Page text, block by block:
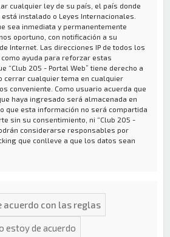
cualquier ley de su país, el país donde
está instalado o Leyes Internacionales.
sea inmediata y permanentemente
oportuno, con notificación a su
Internet. Las direcciones IP de todos los
ayuda para reforzar estas
“Club 205 - Portal Web” tiene derecho a
cerrar cualquier tema en cualquier
conveniente. Como usuario acuerda que
haya ingresado será almacenada en
que esta información no será compartida
sin su consentimiento, ni “Club 205 -
considerarse responsables por
que conlleve a que los datos sean